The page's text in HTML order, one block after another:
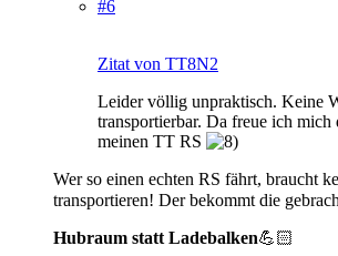
#6
Zitat von TT8N2
Leider völlig unpraktisch. Keine
transportierbar. Da freue ich mich
meinen TT RS
Wer so einen echten RS fährt, braucht
transportieren! Der bekommt die
Hubraum statt Ladebalken💪🏻